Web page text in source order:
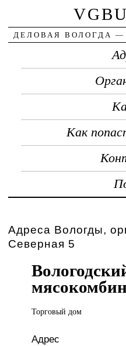
ДЕЛОВАЯ ВОЛОГДА —
Как
Адреса Вологды,
Северная 5
Торговый дом
Адрес